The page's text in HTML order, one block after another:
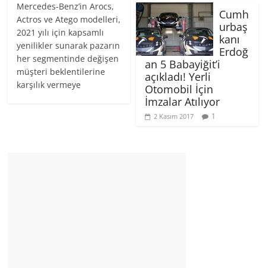
Mercedes-Benz’in Arocs,
Actros ve Atego modelleri,
2021 yılı için kapsamlı
yenilikler sunarak pazarın
her segmentinde değişen
müşteri beklentilerine
karşılık vermeye
Cumh
urbaş
kanı
Erdoğ
an 5 Babayiğit’i
açıkladı! Yerli
Otomobil İçin
İmzalar Atılıyor
2 Kasım 2017 1